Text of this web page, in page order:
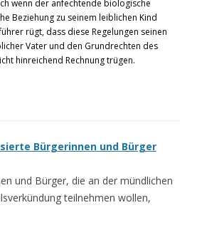
wenn der anfechtende biologische
Beziehung zu seinem leiblichen Kind
rügt, dass diese Regelungen seinen
Vater und den Grundrechten des
hinreichend Rechnung trügen.
Bürgerinnen und Bürger
und Bürger, die an der mündlichen
teilnehmen wollen,